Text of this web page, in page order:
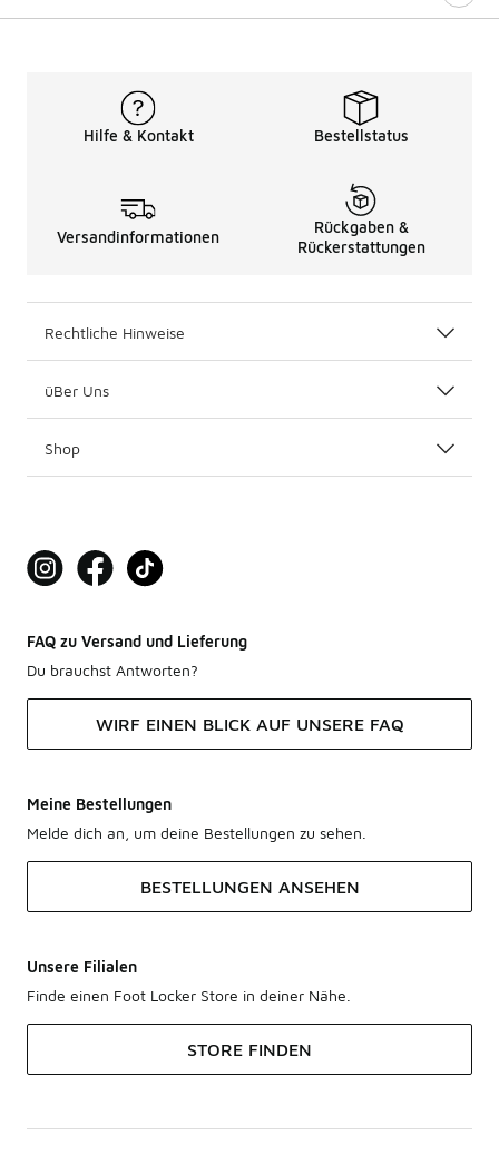
Hilfe & Kontakt Bestellstatus
Versandinformationen
Rückgaben &
Rückerstattungen
Rechtliche Hinweise
üBer Uns
Shop
FAQ zu Versand und Lieferung
Du brauchst Antworten?
WIRF EINEN BLICK AUF UNSERE FAQ
Meine Bestellungen
Melde dich an, um deine Bestellungen zu sehen.
BESTELLUNGEN ANSEHEN
Unsere Filialen
Finde einen Foot Locker Store in deiner Nähe.
STORE FINDEN